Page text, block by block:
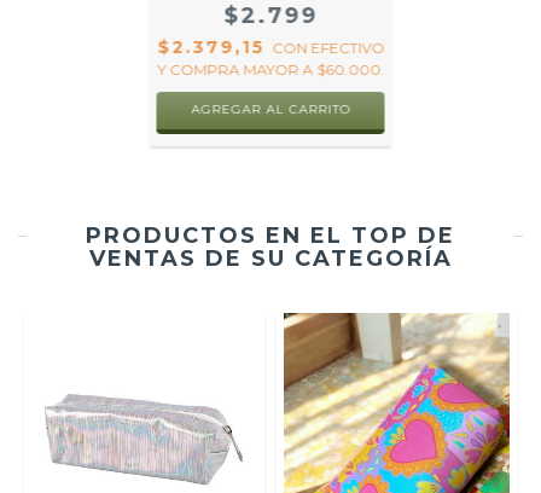
$2.799
$2.379,15 CON EFECTIVO
Y COMPRA MAYOR A $60.000.
AGREGAR AL CARRITO
PRODUCTOS EN EL TOP DE
VENTAS DE SU CATEGORÍA